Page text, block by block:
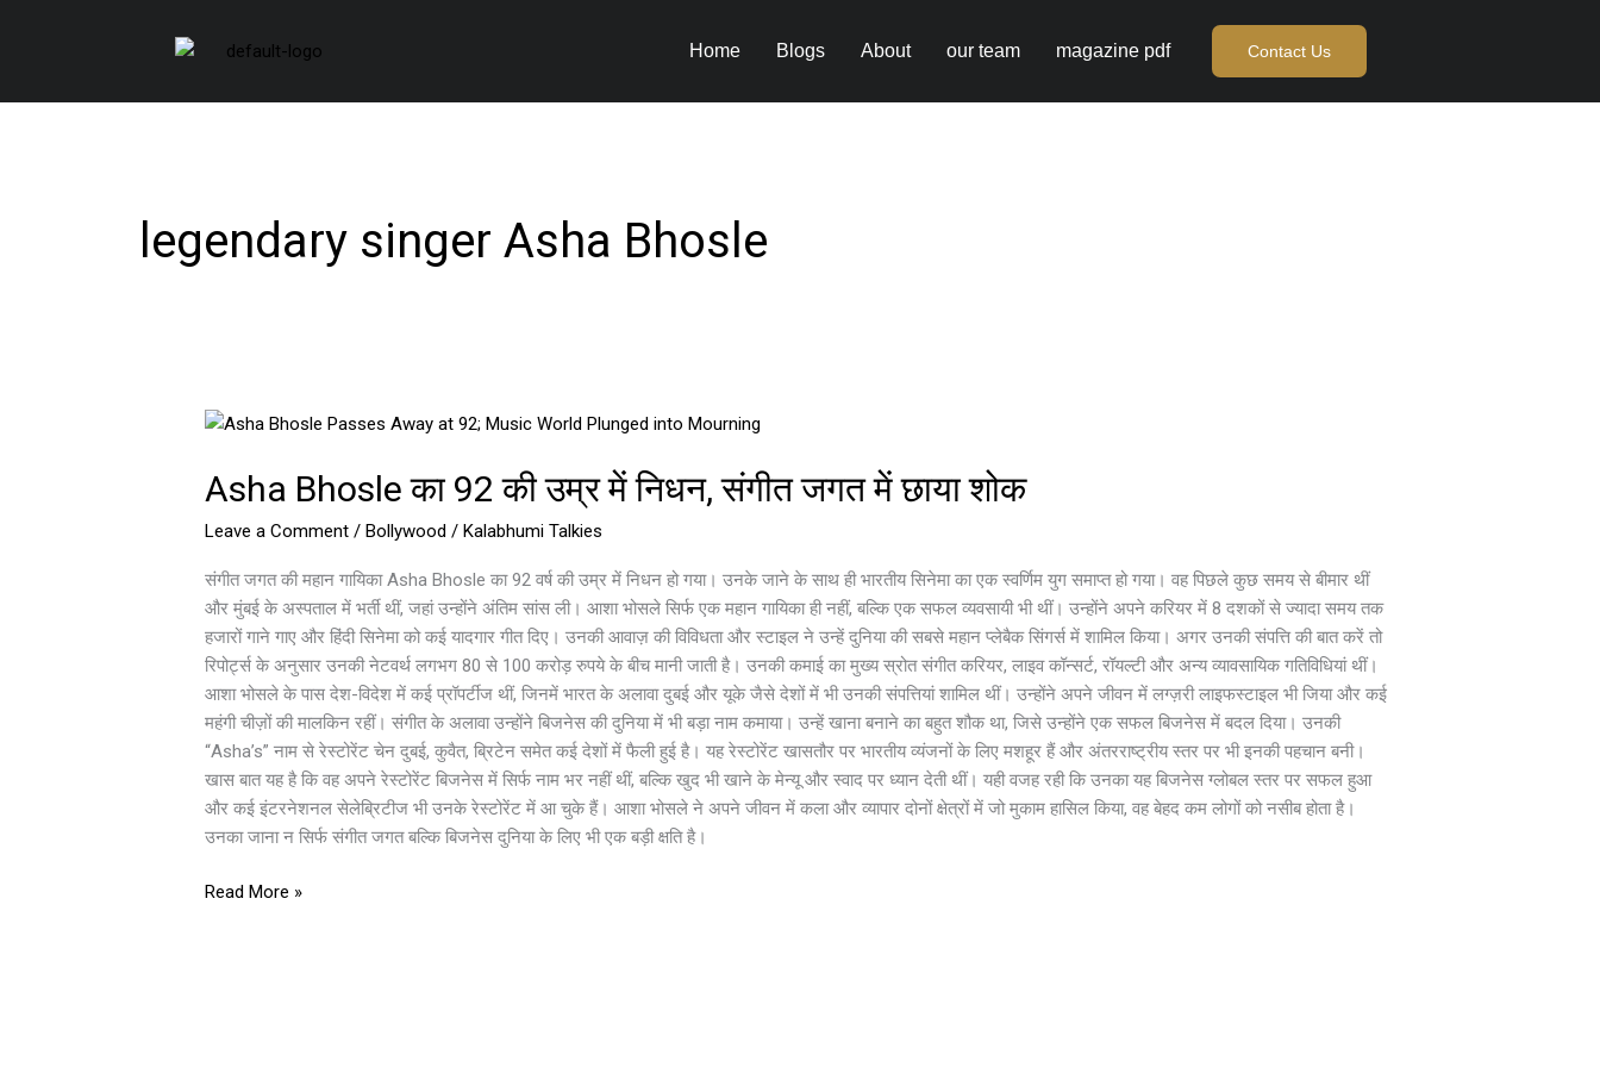
Home Blogs About our team magazine pdf Contact Us
legendary singer Asha Bhosle
Asha Bhosle का 92 की उम्र में निधन, संगीत जगत में छाया शोक
Leave a Comment /Bollywood /Kalabhumi Talkies
संगीत जगत की महान गायिका Asha Bhosle का 92 वर्ष की उम्र में निधन हो गया। उनके जाने के साथ ही भारतीय सिनेमा का एक स्वर्णिम युग समाप्त हो गया। वह पिछले कुछ समय से बीमार थीं
और मुंबई के अस्पताल में भर्ती थीं, जहां उन्होंने अंतिम सांस ली। आशा भोसले सिर्फ एक महान गायिका ही नहीं, बल्कि एक सफल व्यवसायी भी थीं। उन्होंने अपने करियर में 8 दशकों से ज्यादा समय तक
हजारों गाने गाए और हिंदी सिनेमा को कई यादगार गीत दिए। उनकी आवाज़ की विविधता और स्टाइल ने उन्हें दुनिया की सबसे महान प्लेबैक सिंगर्स में शामिल किया। अगर उनकी संपत्ति की बात करें तो
रिपोर्ट्स के अनुसार उनकी नेटवर्थ लगभग 80 से 100 करोड़ रुपये के बीच मानी जाती है। उनकी कमाई का मुख्य स्रोत संगीत करियर, लाइव कॉन्सर्ट, रॉयल्टी और अन्य व्यावसायिक गतिविधियां थीं।
आशा भोसले के पास देश-विदेश में कई प्रॉपर्टीज थीं, जिनमें भारत के अलावा दुबई और यूके जैसे देशों में भी उनकी संपत्तियां शामिल थीं। उन्होंने अपने जीवन में लग्ज़री लाइफस्टाइल भी जिया और कई
महंगी चीज़ों की मालकिन रहीं। संगीत के अलावा उन्होंने बिजनेस की दुनिया में भी बड़ा नाम कमाया। उन्हें खाना बनाने का बहुत शौक था, जिसे उन्होंने एक सफल बिजनेस में बदल दिया। उनकी
“Asha’s” नाम से रेस्टोरेंट चेन दुबई, कुवैत, ब्रिटेन समेत कई देशों में फैली हुई है। यह रेस्टोरेंट खासतौर पर भारतीय व्यंजनों के लिए मशहूर हैं और अंतरराष्ट्रीय स्तर पर भी इनकी पहचान बनी।
खास बात यह है कि वह अपने रेस्टोरेंट बिजनेस में सिर्फ नाम भर नहीं थीं, बल्कि खुद भी खाने के मेन्यू और स्वाद पर ध्यान देती थीं। यही वजह रही कि उनका यह बिजनेस ग्लोबल स्तर पर सफल हुआ
और कई इंटरनेशनल सेलेब्रिटीज भी उनके रेस्टोरेंट में आ चुके हैं। आशा भोसले ने अपने जीवन में कला और व्यापार दोनों क्षेत्रों में जो मुकाम हासिल किया, वह बेहद कम लोगों को नसीब होता है।
उनका जाना न सिर्फ संगीत जगत बल्कि बिजनेस दुनिया के लिए भी एक बड़ी क्षति है।
Asha
का
92
की
उम्र
निधन,
संगीत
जगत
छाया
Read More »